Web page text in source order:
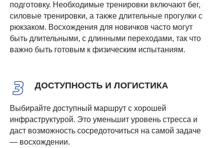
подготовку. Необходимые тренировки включают бег,
силовые тренировки, а также длительные прогулки с
рюкзаком. Восхождения для новичков часто могут
быть длительными, с длинными переходами, так что
важно быть готовым к физическим испытаниям.
ДОСТУПНОСТЬ И ЛОГИСТИКА
Выбирайте доступный маршрут с хорошей
инфраструктурой. Это уменьшит уровень стресса и
даст возможность сосредоточиться на самой задаче
— восхождении.